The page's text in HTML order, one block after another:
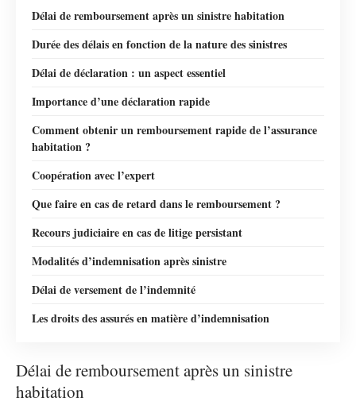
Délai de remboursement après un sinistre habitation
Durée des délais en fonction de la nature des sinistres
Délai de déclaration : un aspect essentiel
Importance d’une déclaration rapide
Comment obtenir un remboursement rapide de l’assurance
habitation ?
Coopération avec l’expert
Que faire en cas de retard dans le remboursement ?
Recours judiciaire en cas de litige persistant
Modalités d’indemnisation après sinistre
Délai de versement de l’indemnité
Les droits des assurés en matière d’indemnisation
Délai de remboursement après un sinistre
habitation